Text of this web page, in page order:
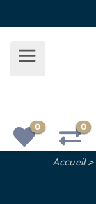
0 0
Accueil